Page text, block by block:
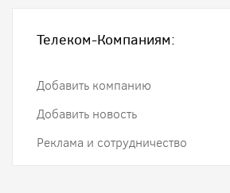
Телеком-Компаниям:
Добавить компанию
Добавить новость
Реклама и сотрудничество